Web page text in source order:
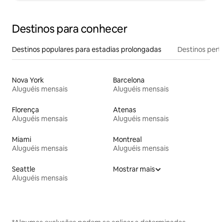
Destinos para conhecer
Destinos populares para estadias prolongadas Destinos
Nova York
Aluguéis mensais
Barcelona
Aluguéis mensais
Florença
Aluguéis mensais
Atenas
Aluguéis mensais
Miami
Aluguéis mensais
Montreal
Aluguéis mensais
Seattle
Aluguéis mensais
Mostrar mais